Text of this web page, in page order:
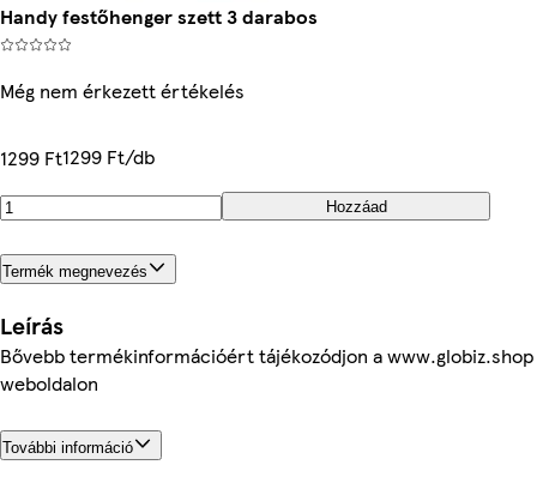
Handy festőhenger szett 3 darabos
Még nem érkezett értékelés
1299 Ft1299 Ft/db
Hozzáad
Termék megnevezés
Leírás
Bővebb termékinformációért tájékozódjon a www.globiz.shop
weboldalon
További információ